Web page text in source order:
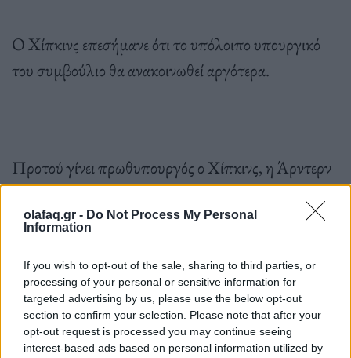
olafaq.gr - Do Not Process My Personal
Information
If you wish to opt-out of the sale, sharing to third parties, or
processing of your personal or sensitive information for
targeted advertising by us, please use the below opt-out
section to confirm your selection. Please note that after your
opt-out request is processed you may continue seeing
interest-based ads based on personal information utilized by
Ο Χίπκινς επεσήμανε ότι το υπόλοιπο υπουργικό
του συμβούλιο θα ανακοινωθεί αργότερα.
Προτού γίνει πρωθυπουργός ο Χίπκινς, η Άρντερν
θα επιδώσει την παραίτησή της στην εκπρόσωπο
του βασιλιά Καρόλου στη Νέα Ζηλανδία, στη
τον Χίπκινς.